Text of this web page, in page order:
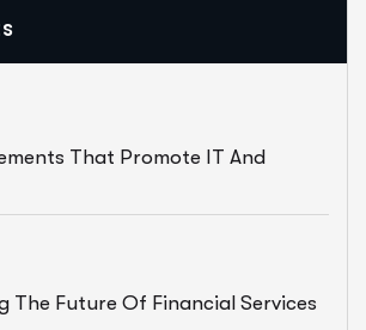
That Promote IT And
The Future Of Financial Services